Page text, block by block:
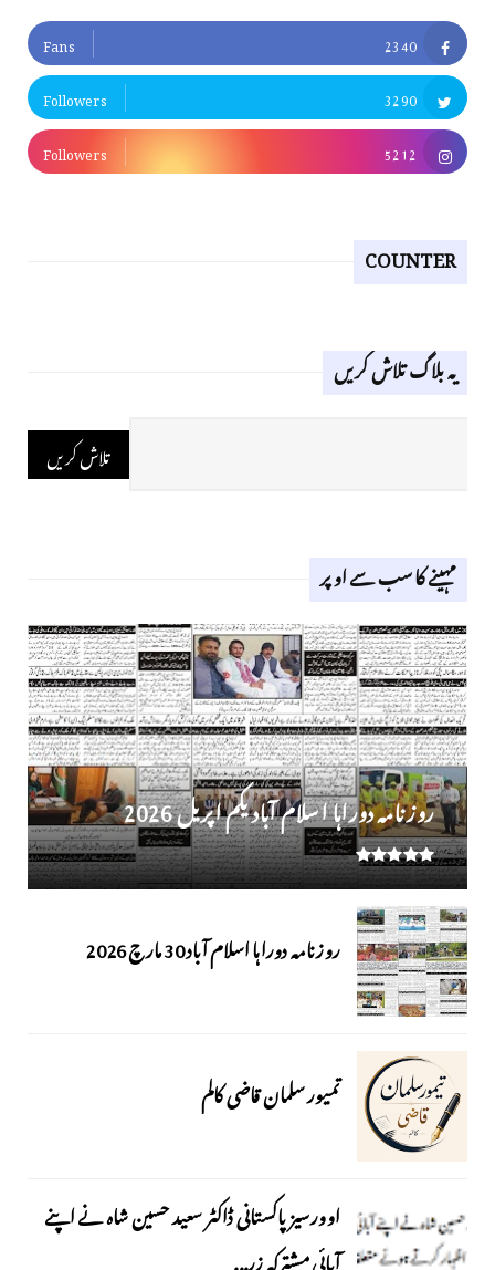
2340
Fans
3290
Followers
5212
Followers
COUNTER
یہ بلاگ تلاش کریں
مہینے کا سب سے اوپر
روز نامہ دوراہا اسلام آباد یکم اپریل 2026
روزنامہ دوراہا اسلام آباد 30 مارچ 2026
تمیور سلمان قاضی کالم
اوورسیز پاکستانی ڈاکٹر سعید حسین شاہ نے اپنے
آبائی مشترکہ زر...